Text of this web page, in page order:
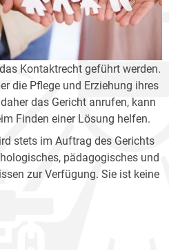
Kontaktrecht geführt werden.
die Pflege und Erziehung ihres
das Gericht anrufen, kann
Finden einer Lösung helfen.
stets im Auftrag des Gerichts
pädagogisches und
zur Verfügung. Sie ist keine